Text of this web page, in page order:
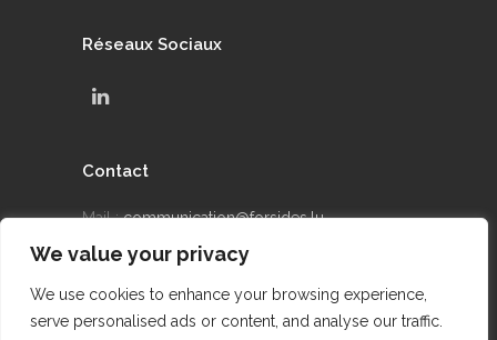
We value your privacy
We use cookies to enhance your browsing experience,
serve personalised ads or content, and analyse our traffic.
Réseaux Sociaux
Contact
Mail :communication@forsides.lu
Téléphone : +352 24 69 90 42